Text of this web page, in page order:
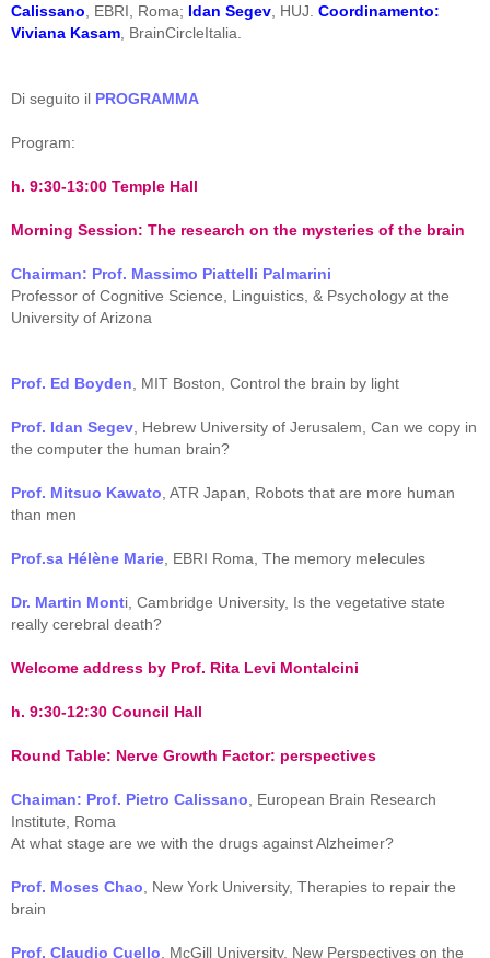
Calissano, EBRI, Roma; Idan Segev, HUJ. Coordinamento:
Viviana Kasam, BrainCircleItalia.
Di seguito il PROGRAMMA
Program:
h. 9:30-13:00 Temple Hall
Morning Session: The research on the mysteries of the brain
Chairman: Prof. Massimo Piattelli Palmarini
Professor of Cognitive Science, Linguistics, & Psychology at the
University of Arizona
Prof. Ed Boyden, MIT Boston, Control the brain by light
Prof. Idan Segev, Hebrew University of Jerusalem, Can we copy in
the computer the human brain?
Prof. Mitsuo Kawato, ATR Japan, Robots that are more human
than men
Prof.sa Hélène Marie, EBRI Roma, The memory melecules
Dr. Martin Monti, Cambridge University, Is the vegetative state
really cerebral death?
Welcome address by Prof. Rita Levi Montalcini
h. 9:30-12:30 Council Hall
Round Table: Nerve Growth Factor: perspectives
Chaiman: Prof. Pietro Calissano, European Brain Research
Institute, Roma
At what stage are we with the drugs against Alzheimer?
Prof. Moses Chao, New York University, Therapies to repair the
brain
Prof. Claudio Cuello, McGill University, New Perspectives on the